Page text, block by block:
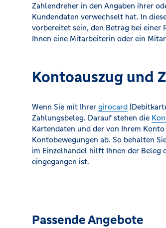
Zahlendreher in den Angaben ihrer
Kundendaten verwechselt hat. In
vorbereitet sein, den Betrag bei einer
Ihnen eine Mitarbeiterin oder ein
Kontoauszug und
Wenn Sie mit Ihrer girocard
Zahlungsbeleg. Darauf stehen die
Kartendaten und der von Ihrem
Kontobewegungen ab. So behalten
im Einzelhandel hilft Ihnen der Beleg
eingegangen ist.
Passende Angebote